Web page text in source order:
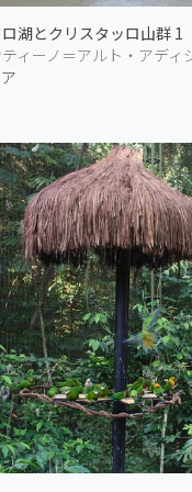
湖とクリスタッロ山群 1
ティーノ＝アルト・アディ